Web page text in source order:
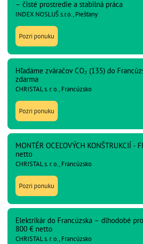
– čisté prostredie a stabilná práca
INDEX NOSLUŠ s.r.o., Piešťany
Pozri ponuku
Hľadáme zváračov CO₂ (135) do
zdarma
CHRISTAL s. r. o., Francúzsko
Pozri ponuku
MONTÉR OCEĽOVÝCH KONŠTRUKCIÍ -
netto
CHRISTAL s. r. o., Francúzsko
Pozri ponuku
Elektrikár do Francúzska – dlhodobé
800 € netto
CHRISTAL s. r. o., Francúzsko